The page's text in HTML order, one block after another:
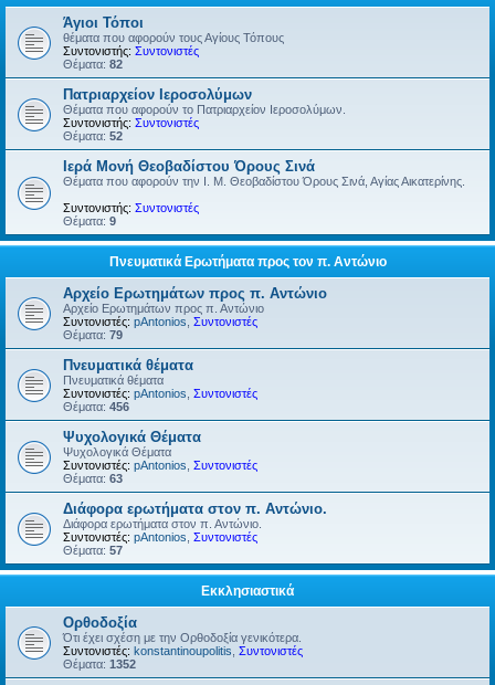
Άγιοι Τόποι
θέματα που αφορούν τους Αγίους Τόπους
Συντονιστής: Συντονιστές
Θέματα: 82
Πατριαρχείον Ιεροσολύμων
Θέματα που αφορούν το Πατριαρχείον Ιεροσολύμων.
Συντονιστής: Συντονιστές
Θέματα: 52
Ιερά Μονή Θεοβαδίστου Όρους Σινά
Θέματα που αφορούν την Ι. Μ. Θεοβαδίστου Όρους Σινά, Αγίας Αικατερίνης.
Συντονιστής: Συντονιστές
Θέματα: 9
Πνευματικά Ερωτήματα προς τον π. Αντώνιο
Αρχείο Ερωτημάτων προς π. Αντώνιο
Αρχείο Ερωτημάτων προς π. Αντώνιο
Συντονιστές: pAntonios Συντονιστές
Θέματα: 79
Πνευματικά θέματα
Πνευματικά θέματα
Συντονιστές: pAntonios Συντονιστές
Θέματα: 456
Ψυχολογικά Θέματα
Ψυχολογικά Θέματα
Συντονιστές: pAntonios Συντονιστές
Θέματα: 63
Διάφορα ερωτήματα στον π. Αντώνιο.
Διάφορα ερωτήματα στον π. Αντώνιο.
Συντονιστές: pAntonios Συντονιστές
Θέματα: 57
Εκκλησιαστικά
Ορθοδοξία
Ότι έχει σχέση με την Ορθοδοξία γενικότερα.
Συντονιστές: konstantinoupolitis Συντονιστές
Θέματα: 1352